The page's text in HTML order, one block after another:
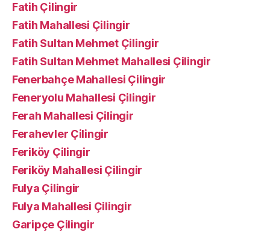
Fatih Çilingir
Fatih Mahallesi Çilingir
Fatih Sultan Mehmet Çilingir
Fatih Sultan Mehmet Mahallesi Çilingir
Fenerbahçe Mahallesi Çilingir
Feneryolu Mahallesi Çilingir
Ferah Mahallesi Çilingir
Ferahevler Çilingir
Feriköy Çilingir
Feriköy Mahallesi Çilingir
Fulya Çilingir
Fulya Mahallesi Çilingir
Garipçe Çilingir